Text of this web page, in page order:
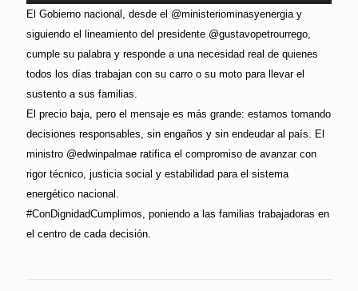
El Gobierno nacional, desde el @ministeriominasyenergia y
siguiendo el lineamiento del presidente @gustavopetrourrego,
cumple su palabra y responde a una necesidad real de quienes
todos los días trabajan con su carro o su moto para llevar el
sustento a sus familias.
El precio baja, pero el mensaje es más grande: estamos tomando
decisiones responsables, sin engaños y sin endeudar al país. El
ministro @edwinpalmae ratifica el compromiso de avanzar con
rigor técnico, justicia social y estabilidad para el sistema
energético nacional.
#ConDignidadCumplimos, poniendo a las familias trabajadoras en
el centro de cada decisión.